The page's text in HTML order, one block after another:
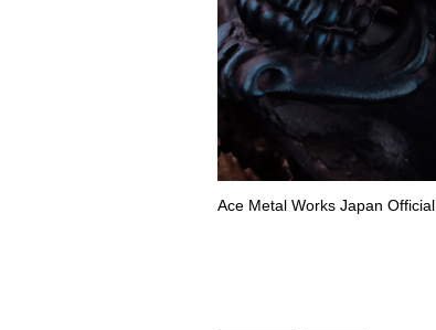
Ace Metal Works Japan Official